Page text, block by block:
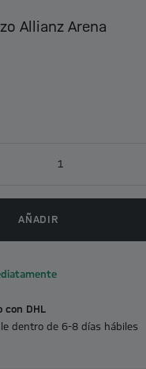
Allianz Arena
1
AÑADIR
con DHL
dentro de 6-8 días hábiles